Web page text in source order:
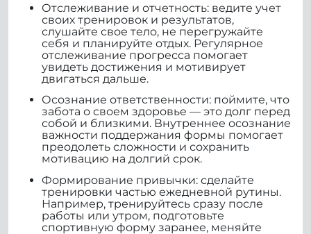
Отслеживание и отчетность: ведите учет
своих тренировок и результатов,
слушайте свое тело, не перегружайте
себя и планируйте отдых. Регулярное
отслеживание прогресса помогает
увидеть достижения и мотивирует
двигаться дальше.
Осознание ответственности: поймите, что
забота о своем здоровье — это долг перед
собой и близкими. Внутреннее осознание
важности поддержания формы помогает
преодолеть сложности и сохранить
мотивацию на долгий срок.
Формирование привычки: сделайте
тренировки частью ежедневной рутины.
Например, тренируйтесь сразу после
работы или утром, подготовьте
спортивную форму заранее, меняйте